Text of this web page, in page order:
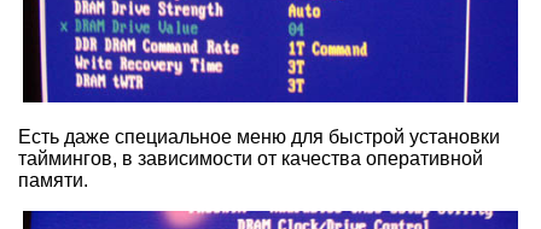
Есть даже специальное меню для быстрой установки
таймингов, в зависимости от качества оперативной
памяти.